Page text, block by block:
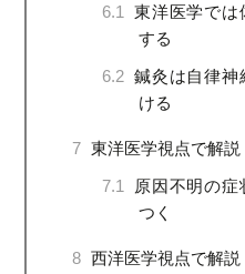
6.1
東洋医学では
する
6.2 鍼灸は自律神
ける
7 東洋医学視点で解
7.1
原因不明の
つく
8 西洋医学視点で解